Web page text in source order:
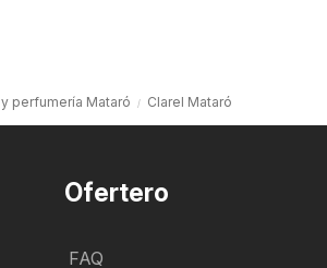
perfumería Mataró Clarel Mataró
Ofertero
FAQ